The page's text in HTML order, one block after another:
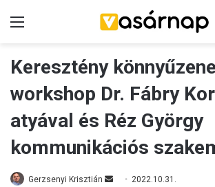
Keresztény
workshop Dr. Fábry
atyával és Réz György
kommunikációs
Gerzsenyi Krisztián 2022.10.31.